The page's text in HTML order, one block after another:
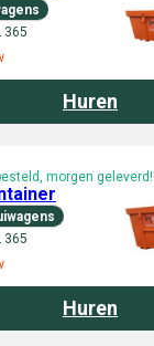
365
Huren
morgen geleverd!
365
Huren